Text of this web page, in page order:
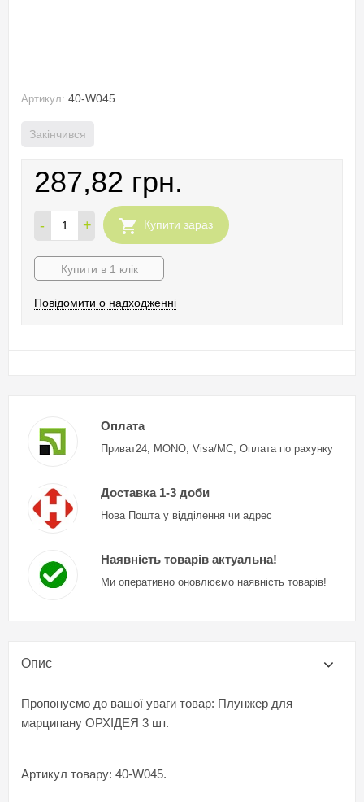
Артикул: 40-W045
Закінчився
287,82 грн.
- + Купити зараз
Купити в 1 клік
Повідомити о надходженні
Оплата
Приват24, MONO, Visa/MC, Оплата по рахунку
Доставка 1-3 доби
Нова Пошта у відділення чи адрес
Наявність товарів актуальна!
Ми оперативно оновлюємо наявність товарів!
Опис
Пропонуємо до вашої уваги товар: Плунжер для
марципану ОРХІДЕЯ 3 шт.
Артикул товару: 40-W045.